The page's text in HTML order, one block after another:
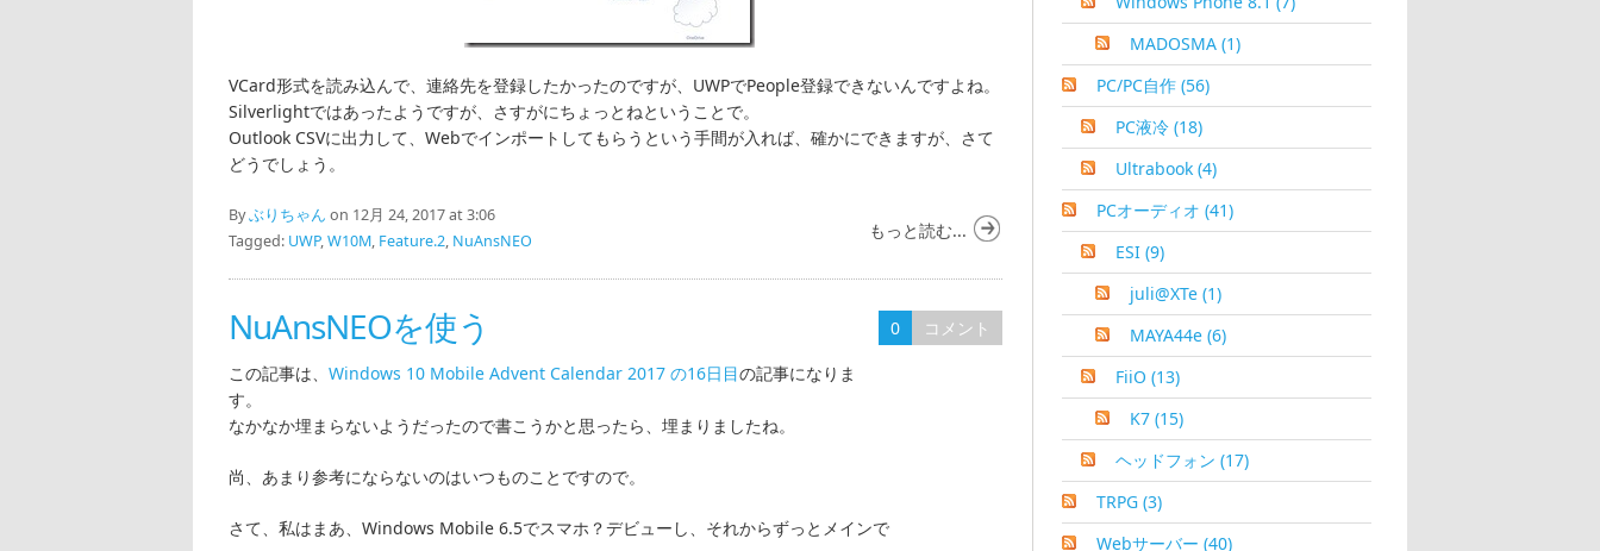
VCard形式を読み込んで、連絡先を登録したかったのですが、UWPでPeople登録できないんですよね。
Silverlightではあったようですが、さすがにちょっとねということで。
Outlook CSVに出力して、Webでインポートしてもらうという手間が入れば、確かにできますが、さて
どうでしょう。
もっと読む...
Byぶりちゃん on 12月 24, 2017 at 3:06
Tagged: UWP,W10M, Feature.2, NuAnsNEO
NuAnsNEOを使う 0
コメント
この記事は、 Windows 10 Mobile Advent Calendar 2017 の16日目の記事になりま
す。
なかなか埋まらないようだったので書こうかと思ったら、埋まりましたね。
尚、あまり参考にならないのはいつものことですので。
さて、私はまあ、Windows Mobile 6.5でスマホ？デビューし、それからずっとメインで
MADOSMA (1)
PC/PC自作 (56)
PC液冷 (18)
Ultrabook (4)
PCオーディオ (41)
ESI (9)
juli@XTe (1)
MAYA44e (6)
FiiO (13)
K7 (15)
ヘッドフォン (17)
TRPG (3)
Webサーバー (40)